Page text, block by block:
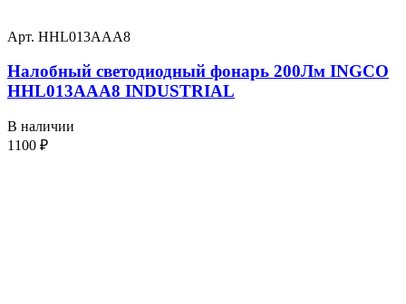
Арт. HHL013AAA8
Налобный светодиодный фонарь 200Лм INGCO
HHL013AAA8 INDUSTRIAL
В наличии
1100 ₽